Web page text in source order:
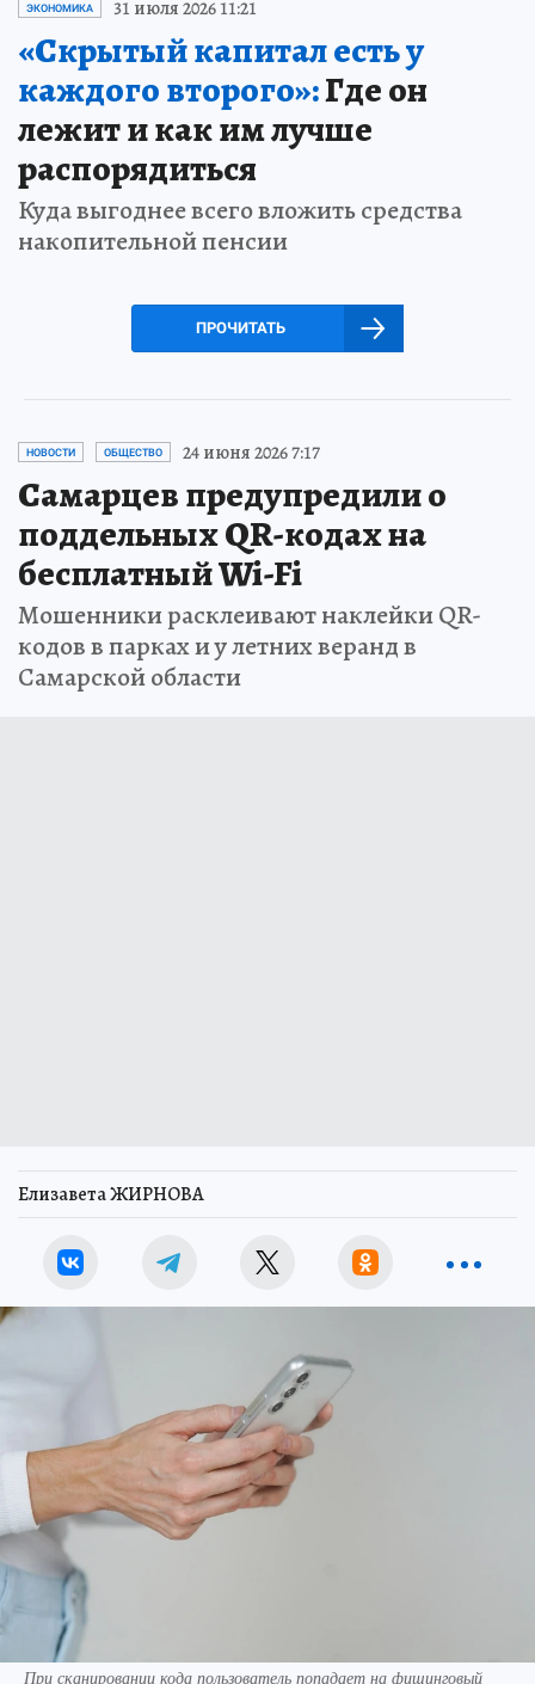
ЭКОНОМИКА 31 июля 2026 11:21
«Скрытый капитал есть у
каждого второго»:Где он
лежит и как им лучше
распорядиться
Куда выгоднее всего вложить средства
накопительной пенсии
ПРОЧИТАТЬ
НОВОСТИ ОБЩЕСТВО 24 июня 2026 7:17
Самарцев предупредили о
поддельных QR-кодах на
бесплатный Wi-Fi
Мошенники расклеивают наклейки QR-
кодов в парках и у летних веранд в
Самарской области
Елизавета ЖИРНОВА
При сканировании кода пользователь попадает на фишинговый